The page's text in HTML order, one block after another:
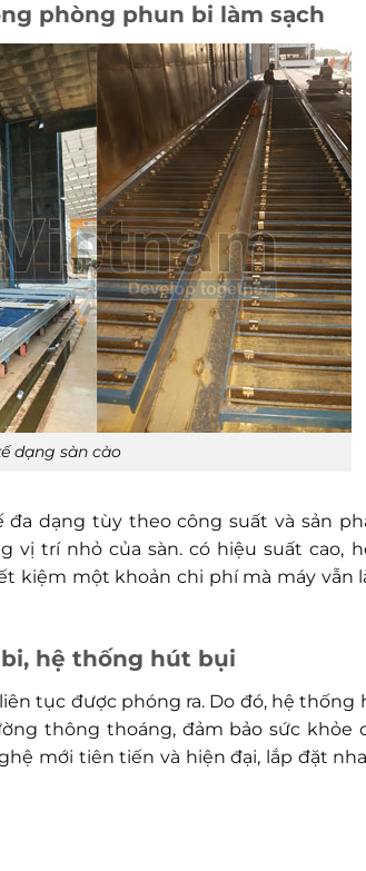
phòng phun bi làm sạch
dạng sàn cào
dạng tùy theo công suất và sản
trí nhỏ của sàn. có hiệu suất cao,
kiệm một khoản chi phí mà máy vẫn
hệ thống hút bụi
tục được phóng ra. Do đó, hệ thống
thông thoáng, đảm bảo sức khỏe
mới tiên tiến và hiện đại, lắp đặt